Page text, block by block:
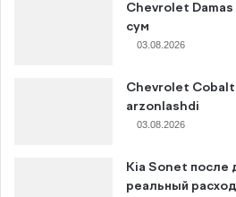
Chevrolet Damas
сум
03.08.2026
Chevrolet Cobalt
arzonlashdi
03.08.2026
Kia Sonet после
реальный